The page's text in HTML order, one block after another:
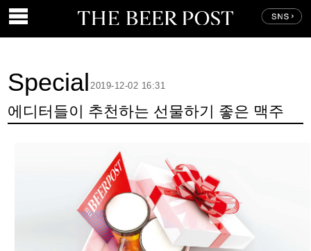
Special
에디터들이 추천하는 선물하기 좋은 맥주
2019-12-02 16:31